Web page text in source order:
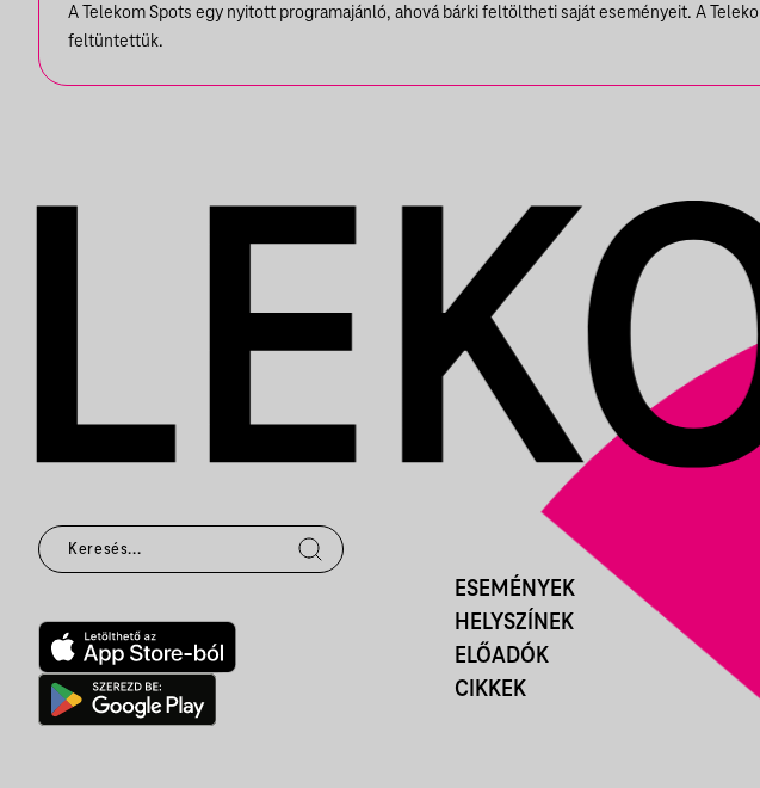
A Telekom Spots egy nyitott programajánló, ahová bárki feltöltheti saját eseményeit. A
feltüntettük.
ESEMÉNYEK
HELYSZÍNEK
ELŐADÓK
CIKKEK